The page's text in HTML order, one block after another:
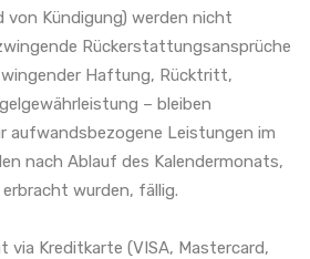
von Kündigung) werden nicht
Rückerstattungsansprüche
Haftung, Rücktritt,
– bleiben
aufwandsbezogene Leistungen im
nach Ablauf des Kalendermonats,
wurden, fällig.
via Kreditkarte (VISA, Mastercard,